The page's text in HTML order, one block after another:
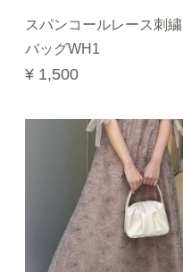
スパンコールレース刺繍
バッグWH1
¥ 1,500